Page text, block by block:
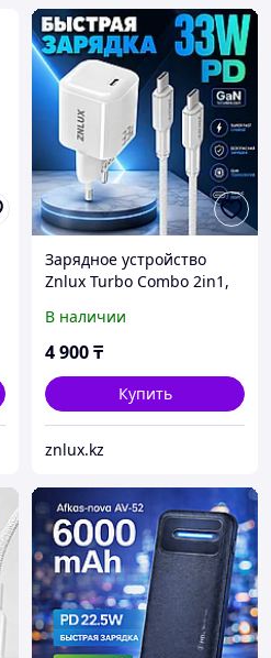
Зарядное устройство
Znlux Turbo Combo 2in1,
В наличии
4 900₸
Купить
znlux.kz